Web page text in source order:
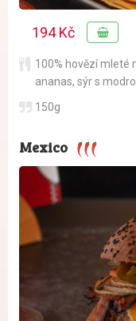
194 Kč
100% hovězí mleté
ananas, sýr s
150g
Mexico